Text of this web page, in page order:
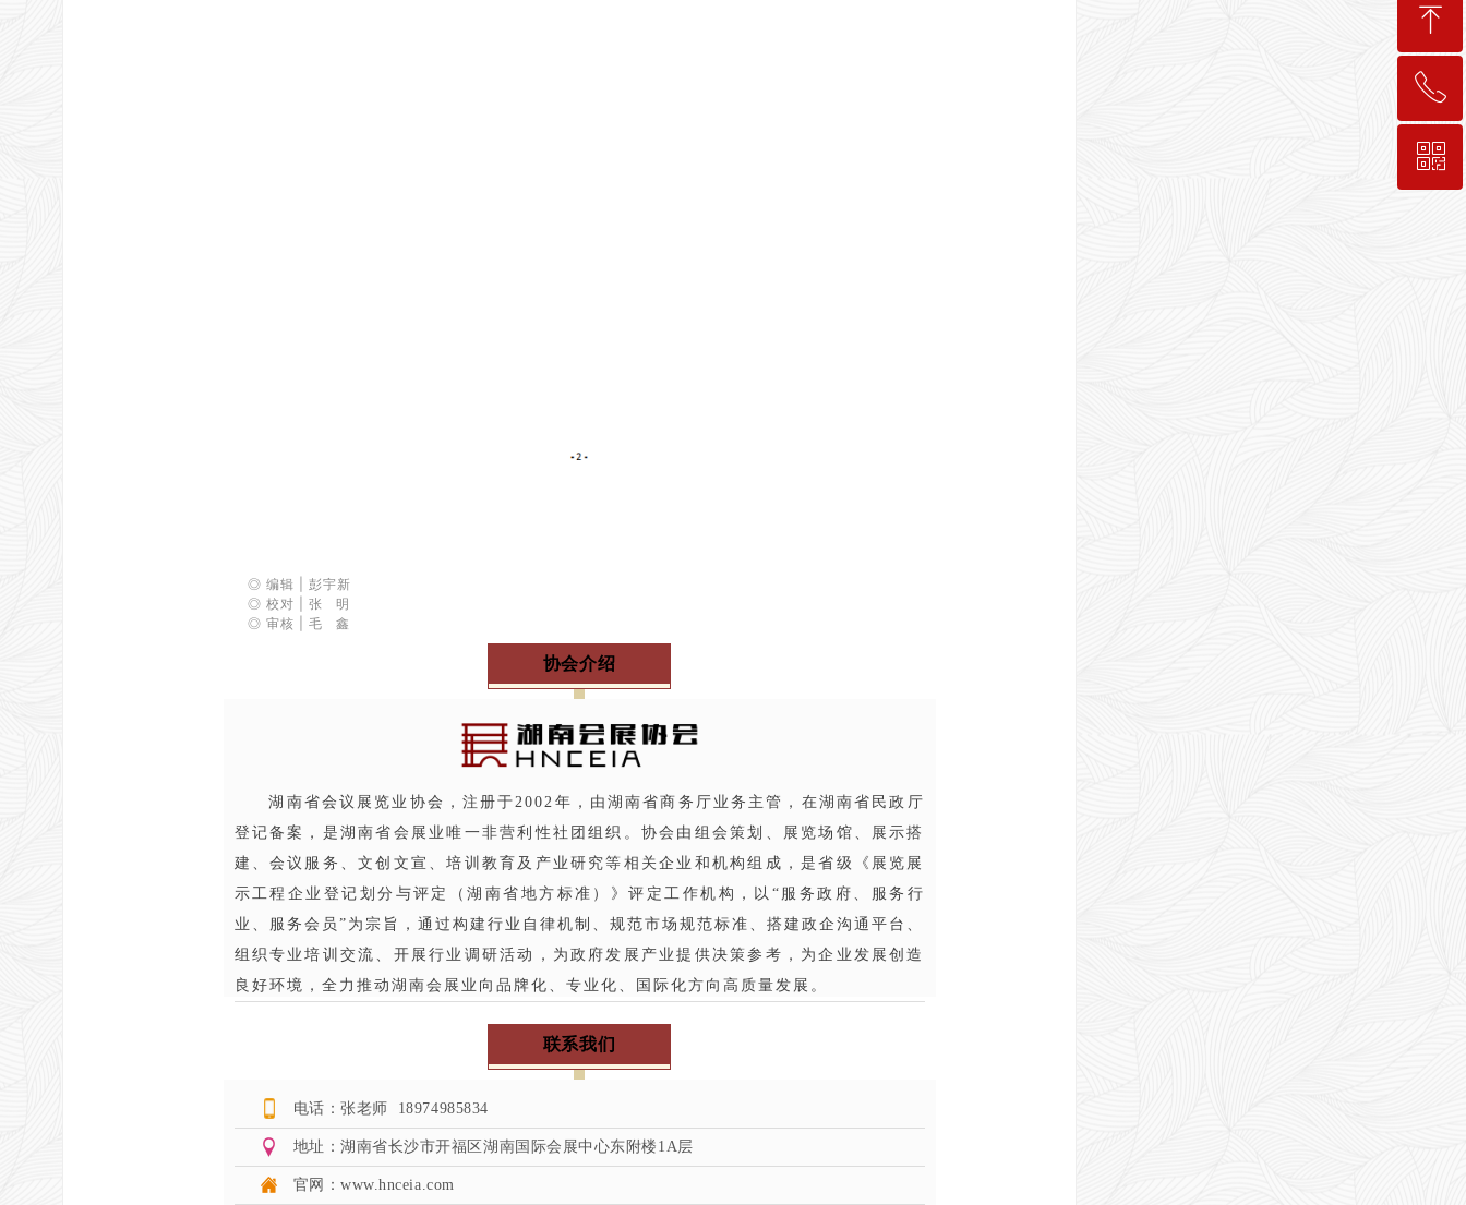
◎ 编辑 | 彭宇新
◎ 校对 | 张 明
◎ 审核 | 毛 鑫
协会介绍
湖南省会议展览业协会，注册于2002年，由湖南省商务厅业务主管，在湖南省民政厅
登记备案，是湖南省会展业唯一非营利性社团组织。协会由组会策划、展览场馆、展示搭
建、会议服务、文创文宣、培训教育及产业研究等相关企业和机构组成，是省级《展览展
示工程企业登记划分与评定（湖南省地方标准）》评定工作机构，以“服务政府、服务行
业、服务会员”为宗旨，通过构建行业自律机制、规范市场规范标准、搭建政企沟通平台、
组织专业培训交流、开展行业调研活动，为政府发展产业提供决策参考，为企业发展创造
良好环境，全力推动湖南会展业向品牌化、专业化、国际化方向高质量发展。
联系我们
电话：张老师 18974985834
地址：湖南省长沙市开福区湖南国际会展中心东附楼1A层
官网：www.hnceia.com
ꁸ
回到顶部
ꂅ
189-7498-5834
ꀥ